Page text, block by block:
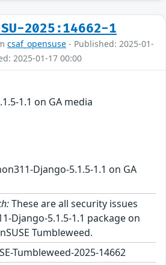
SU-2025:14662-1
csaf_opensuse - Published: 2025-01-
2025-01-17 00:00
1.1 on GA media
Django-5.1.5-1.1 on GA
These are all security issues
Django-5.1.5-1.1 package on
Tumbleweed.
Tumbleweed-2025-14662